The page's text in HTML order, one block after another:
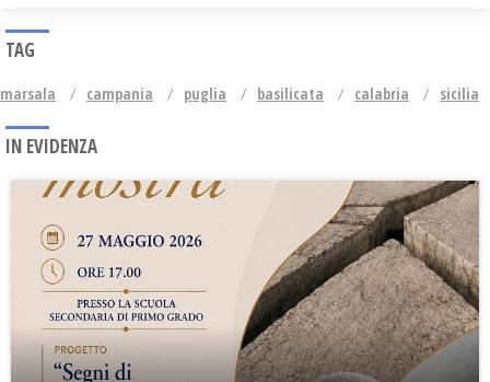
TAG
marsala campania puglia basilicata calabria sicilia
IN EVIDENZA